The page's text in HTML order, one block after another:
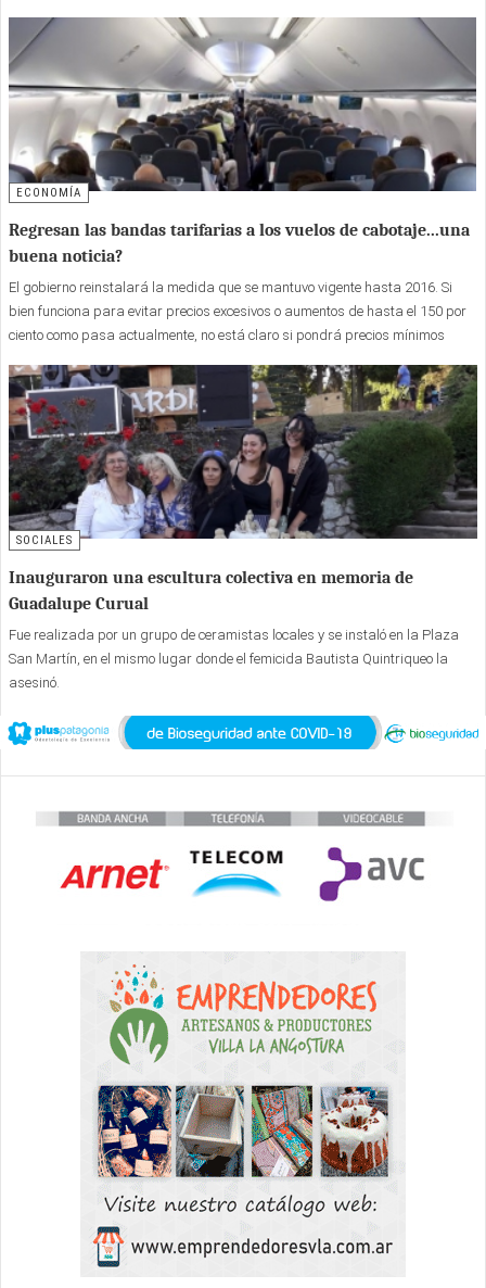
ECONOMÍA
Regresan las bandas tarifarias a los vuelos de cabotaje...una
buena noticia?
El gobierno reinstalará la medida que se mantuvo vigente hasta 2016. Si
bien funciona para evitar precios excesivos o aumentos de hasta el 150 por
ciento como pasa actualmente, no está claro si pondrá precios mínimos
cost como Flybondi o Jetsmart.
SOCIALES
Inauguraron una escultura colectiva en memoria de
Guadalupe Curual
Fue realizada por un grupo de ceramistas locales y se instaló en la Plaza
San Martín, en el mismo lugar donde el femicida Bautista Quintriqueo la
asesinó.